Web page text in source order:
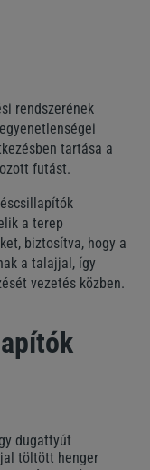
rendszerének
tartása a
futást.
a terep
biztosítva, hogy a
a talajjal, így
vezetés közben.
dugattyút
töltött henger